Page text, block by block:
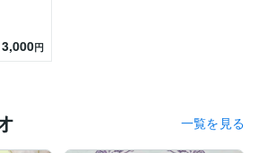
ります。
3,000円
一覧を見る